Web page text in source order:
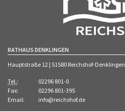
RATHAUS DENKLINGEN
Hauptstraße 12 | 51580 Reichshof-Denklingen
Tel.:
02296 801-0
Fax:
02296 801-395
Email:
info@reichshof.de